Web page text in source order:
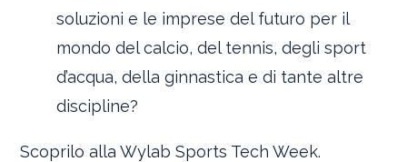
soluzioni e le imprese del futuro per il
mondo del calcio, del tennis, degli sport
d’acqua, della ginnastica e di tante altre
discipline?
Scoprilo alla Wylab Sports Tech Week.